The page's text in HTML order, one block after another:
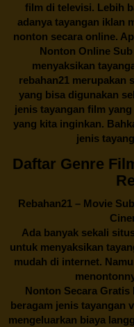
film di televisi. Lebih
adanya tayangan iklan
nonton secara online.
Nonton Online
menyaksikan
rebahan21 merupakan
yang bisa digunakan
jenis tayangan film
yang kita inginkan.
jenis
Daftar Genre
Rebahan21 – Movie
Ada banyak sekali
untuk menyaksikan
mudah di internet.
Nonton Secara Gratis
beragam jenis tayangan
mengeluarkan biaya